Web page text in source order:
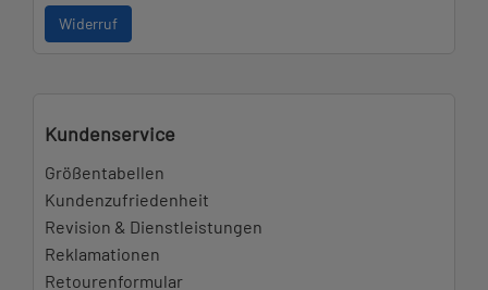
Widerruf
Kundenservice
Größentabellen
Kundenzufriedenheit
Revision & Dienstleistungen
Reklamationen
Retourenformular